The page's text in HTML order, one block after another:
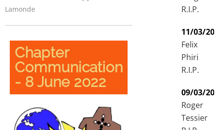
Lamonde
Chapter
Communication
- 8 June 2022
R.I.P.
11/03/
Felix
Phiri
R.I.P.
09/03/
Roger
Tessier